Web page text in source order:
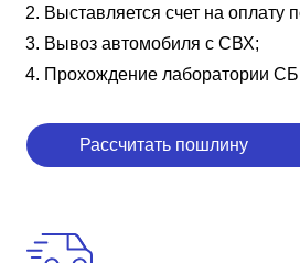
Выставляется счет на оплату
Вывоз автомобиля с СВХ;
Прохождение лаборатории
Рассчитать пошлину